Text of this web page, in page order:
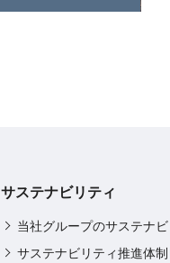
サステナビリティ
当社グループのサステナ
サステナビリティ推進体